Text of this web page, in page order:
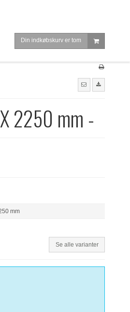
Din indkøbskurv er tom
2250 mm -
mm
Se alle varianter